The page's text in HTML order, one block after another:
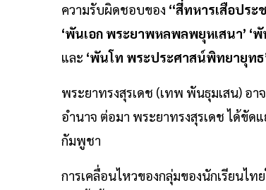
ความรับผิดชอบของ “สี่ทหารเสือประ
‘พันเอก พระยาพหลพลพยุหเสนา’ ‘
และ ‘พันโท พระประศาสน์พิทยายุทธ
พระยาทรงสุรเดช (เทพ พันธุมเสน) อ
อำนาจ ต่อมา พระยาทรงสุรเดช ได้ขั
กัมพูชา
การเคลื่อนไหวของกลุ่มของนักเรียนไท